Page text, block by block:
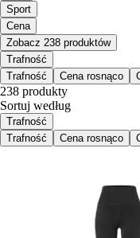
Sport
Cena
Zobacz 238 produktów
Trafność
Trafność
Cena rosnąco
238 produkty
Sortuj według
Trafność
Trafność
Cena rosnąco